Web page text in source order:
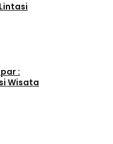
:
Wisata